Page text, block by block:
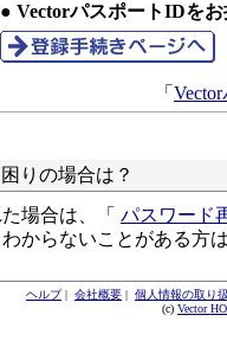
● VectorパスポートIDを
「
りの場合は？
場合は、「 パスワード
からないことがある方
ヘルプ| 会社概要 | 個人情報の取り
(c) Vector